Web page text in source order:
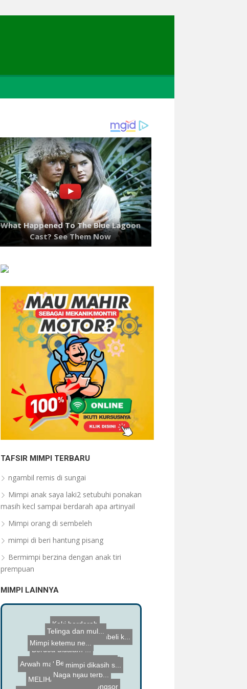
TAFSIR MIMPI TERBARU
ngambil remis di sungai
Mimpi anak saya laki2 setubuhi ponakan
masih kecl sampai berdarah apa artinyail
Mimpi orang di sembeleh
mimpi di beri hantung pisang
Bermimpi berzina dengan anak tiri
prempuan
MIMPI LAINNYA
mimpi membeli k...
Mimpi di beri a...
mimpi dipasangk...
MELIHAT BANYAK ...
Macam-macam
Berada dtmpt yg...
Naga hijau terb...
Berdoa didalam ...
Telinga dan mul...
Mimpi ketemu ne...
mimpi dikasih s...